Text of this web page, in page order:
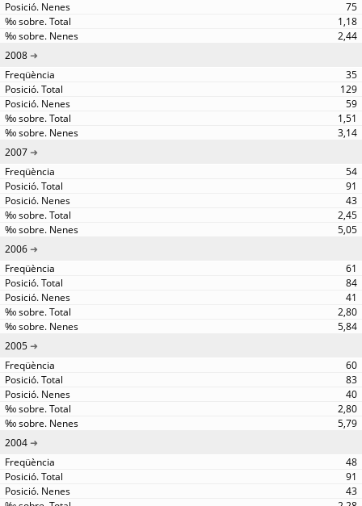
75
1,18
2,44
2008
35
129
59
1,51
3,14
2007
54
91
43
2,45
5,05
2006
61
84
41
2,80
5,84
2005
60
83
40
2,80
5,79
2004
48
91
43